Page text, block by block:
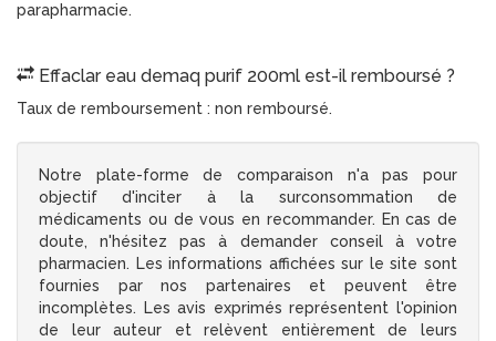
parapharmacie.
Effaclar eau demaq purif 200ml est-il remboursé ?
Taux de remboursement : non remboursé.
Notre plate-forme de comparaison n'a pas pour
objectif d'inciter à la surconsommation de
médicaments ou de vous en recommander. En cas de
doute, n'hésitez pas à demander conseil à votre
pharmacien. Les informations affichées sur le site sont
fournies par nos partenaires et peuvent être
incomplètes. Les avis exprimés représentent l'opinion
de leur auteur et relèvent entièrement de leurs